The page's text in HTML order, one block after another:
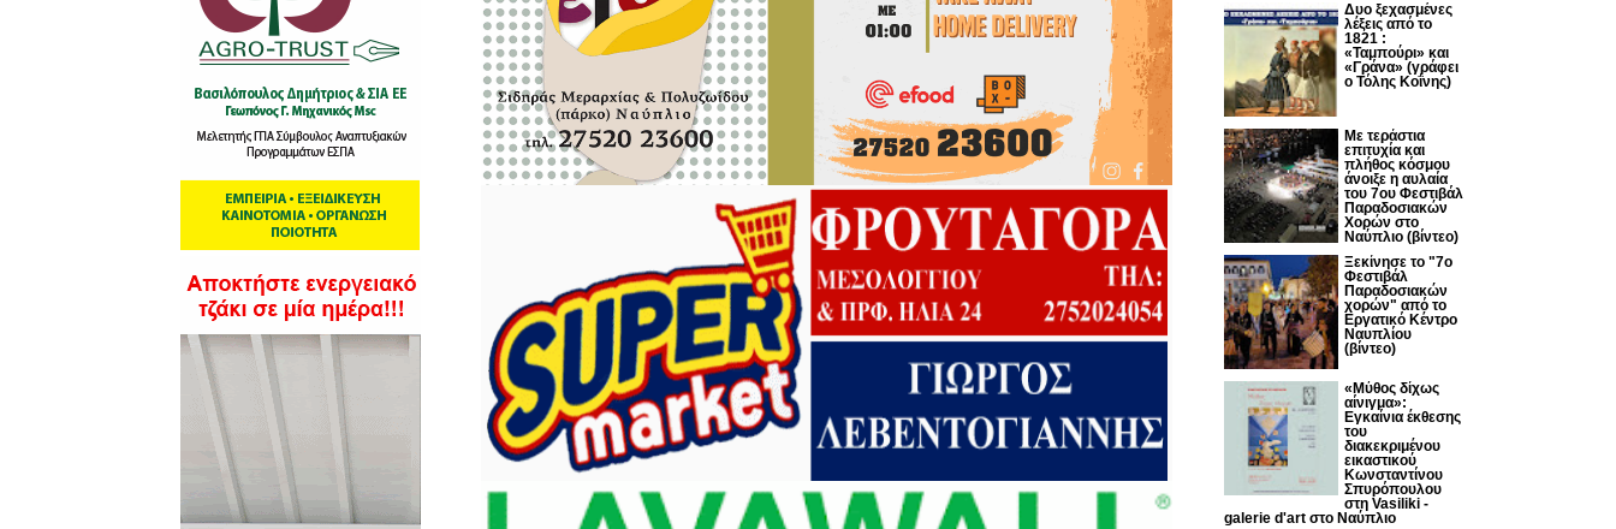
Δυο ξεχασμένες
λέξεις από το
1821 :
«Ταμπούρι» και
«Γράνα» (γράφει
ο Τόλης Κοΐνης)
Με τεράστια
επιτυχία και
πλήθος κόσμου
άνοιξε η αυλαία
του 7ου Φεστιβάλ
Παραδοσιακών
Χορών στο
Ναύπλιο (βίντεο)
Ξεκίνησε το "7ο
Φεστιβάλ
Παραδοσιακών
χορών" από το
Εργατικό Κέντρο
Ναυπλίου
(βίντεο)
«Μύθος δίχως
αίνιγμα»:
Εγκαίνια έκθεσης
του
διακεκριμένου
εικαστικού
Κωνσταντίνου
Σπυρόπουλου
στη Vasiliki -
galerie d'art στο Ναύπλιο